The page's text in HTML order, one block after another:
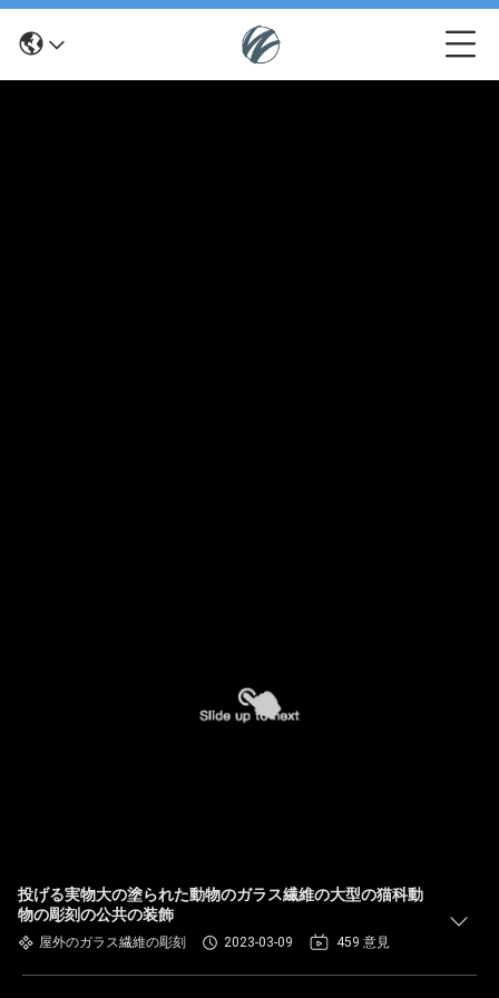
投げる実物大の塗られた動物のガラス繊維の大型の猫科動
物の彫刻の公共の装飾
屋外のガラス繊維の彫刻 2023-03-09 459 意見